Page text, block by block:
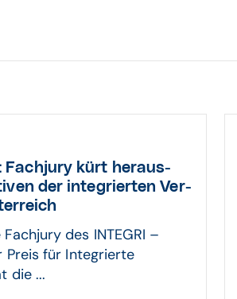
Fach­jury kürt heraus­
der inte­grierten Ver­
des INTEGRI –
Preis für Integrierte
die ...